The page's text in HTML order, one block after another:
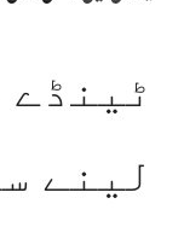
ٹینڈے
لینے